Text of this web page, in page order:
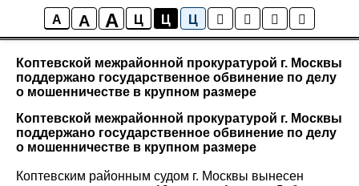
A A A Ц Ц Ц
Новости района Коптево
Коптевской межрайонной прокуратурой г. Москвы
поддержано государственное обвинение по делу
о мошенничестве в крупном размере
Коптевской межрайонной прокуратурой г. Москвы
поддержано государственное обвинение по делу
о мошенничестве в крупном размере
Коптевским районным судом г. Москвы вынесен